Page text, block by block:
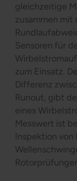
gleichzeitige
zusammen mit
Sensoren für
zum Einsatz.
Differenz
Runout, gibt
eines
Messwert ist
Inspektion von